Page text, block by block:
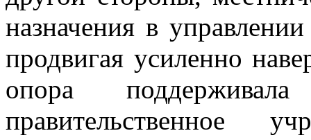
назначения в
продвигая усиленно
опора
правительственное